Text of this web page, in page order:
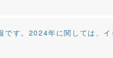
す。2024年に関しては、